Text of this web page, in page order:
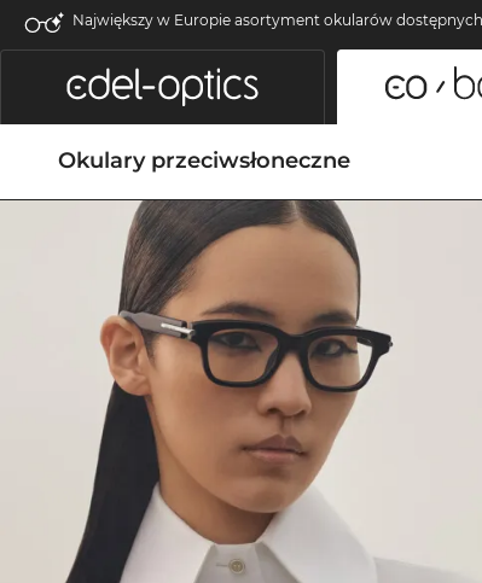
Największy w Europie asortyment okularów dostępnych
Okulary przeciwsłoneczne